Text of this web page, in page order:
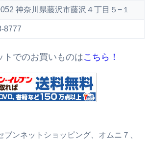
神奈川県藤沢市藤沢４丁目５−１
8777
トでのお買いものはこちら！
ブンネットショッピング、オムニ７、